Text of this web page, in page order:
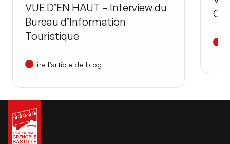
VUE D’EN HAUT – Interview du
Bureau d’Information
Touristique
Lire l'article de blog